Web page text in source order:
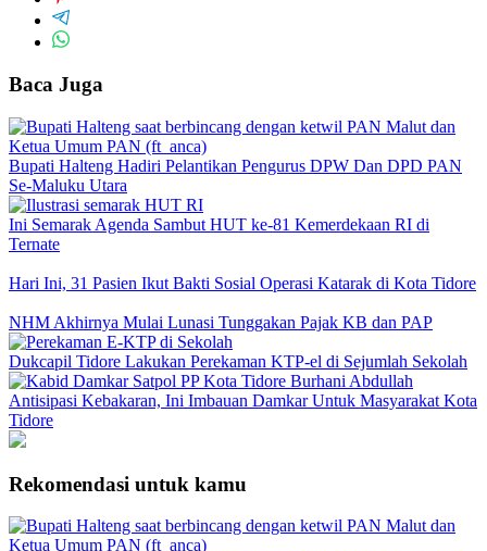
Baca Juga
Bupati Halteng Hadiri Pelantikan Pengurus DPW Dan DPD PAN
Se-Maluku Utara
Ini Semarak Agenda Sambut HUT ke-81 Kemerdekaan RI di
Ternate
Hari Ini, 31 Pasien Ikut Bakti Sosial Operasi Katarak di Kota Tidore
NHM Akhirnya Mulai Lunasi Tunggakan Pajak KB dan PAP
Dukcapil Tidore Lakukan Perekaman KTP-el di Sejumlah Sekolah
Antisipasi Kebakaran, Ini Imbauan Damkar Untuk Masyarakat Kota
Tidore
Rekomendasi untuk kamu